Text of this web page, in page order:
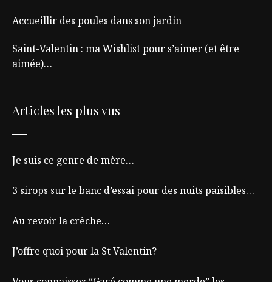
Accueillir des poules dans son jardin
Saint-Valentin : ma Wishlist pour s’aimer (et être
aimée)…
Articles les plus vus
Je suis ce genre de mère…
3 sirops sur le banc d’essai pour des nuits paisibles…
Au revoir la crèche…
J’offre quoi pour la St Valentin?